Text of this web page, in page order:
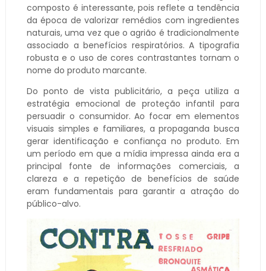
composto é interessante, pois reflete a tendência
da época de valorizar remédios com ingredientes
naturais, uma vez que o agrião é tradicionalmente
associado a benefícios respiratórios. A tipografia
robusta e o uso de cores contrastantes tornam o
nome do produto marcante.
Do ponto de vista publicitário, a peça utiliza a
estratégia emocional de proteção infantil para
persuadir o consumidor. Ao focar em elementos
visuais simples e familiares, a propaganda busca
gerar identificação e confiança no produto. Em
um período em que a mídia impressa ainda era a
principal fonte de informações comerciais, a
clareza e a repetição de benefícios de saúde
eram fundamentais para garantir a atração do
público-alvo.